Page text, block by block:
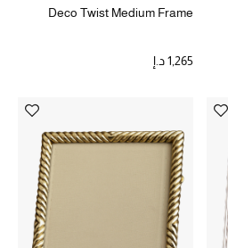
Deco Twist Medium Frame
1,265 د.إ